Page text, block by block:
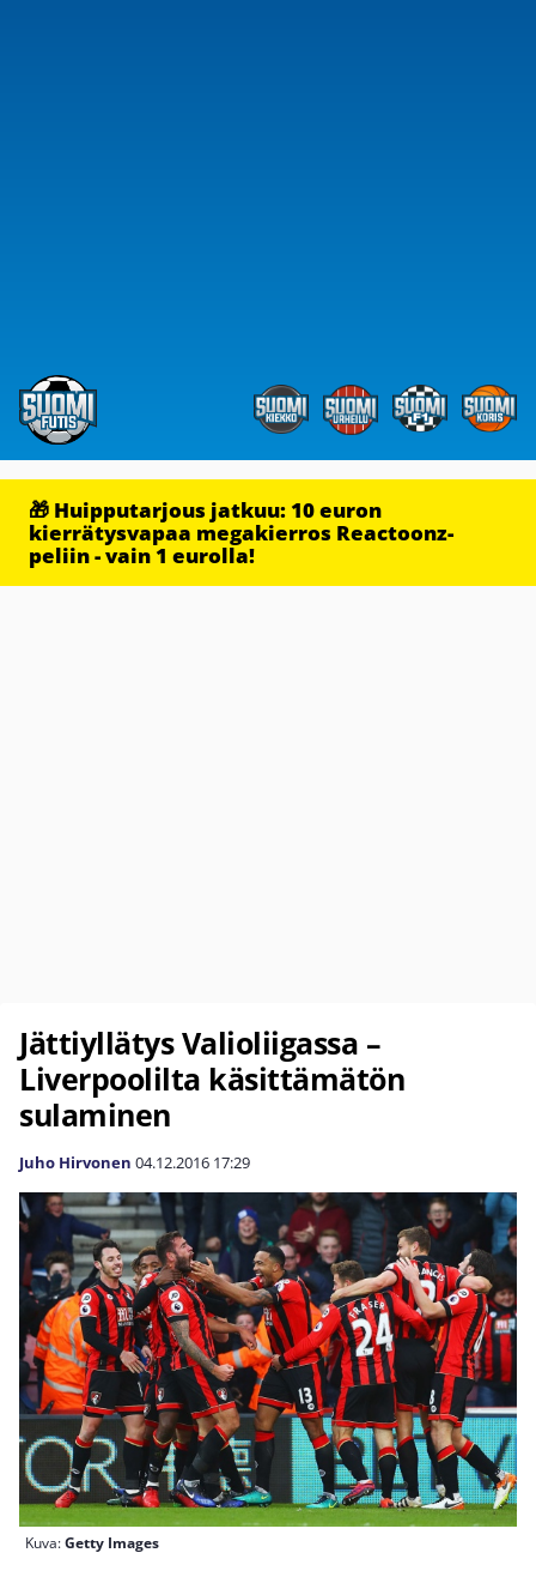
🎁 Huipputarjous jatkuu: 10 euron
kierrätysvapaa megakierros Reactoonz-
peliin - vain 1 eurolla!
Jättiyllätys Valioliigassa –
Liverpoolilta käsittämätön
sulaminen
Juho Hirvonen 04.12.2016 17:29
Kuva:Getty Images